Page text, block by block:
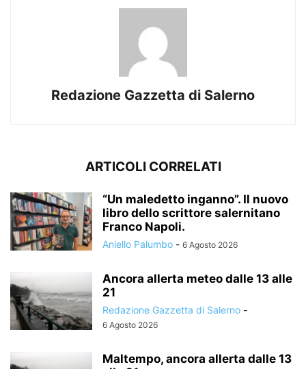
Redazione Gazzetta di Salerno
ARTICOLI CORRELATI
“Un maledetto inganno”. Il nuovo
libro dello scrittore salernitano
Franco Napoli.
Aniello Palumbo - 6 Agosto 2026
Ancora allerta meteo dalle 13 alle
21
Redazione Gazzetta di Salerno -
6 Agosto 2026
Maltempo, ancora allerta dalle 13